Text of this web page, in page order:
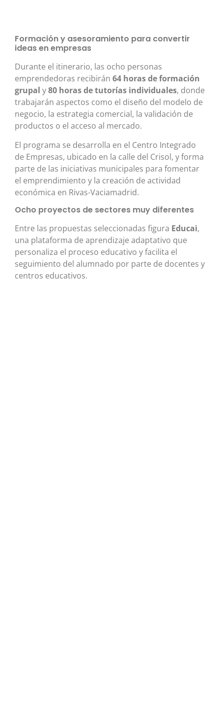
Formación y asesoramiento para convertir
ideas en empresas
Durante el itinerario, las ocho personas
emprendedoras recibirán 64 horas de formación
grupal y80 horas de tutorías individuales, donde
trabajarán aspectos como el diseño del modelo de
negocio, la estrategia comercial, la validación de
productos o el acceso al mercado.
El programa se desarrolla en el Centro Integrado
de Empresas, ubicado en la calle del Crisol, y forma
parte de las iniciativas municipales para fomentar
el emprendimiento y la creación de actividad
económica en Rivas-Vaciamadrid.
Ocho proyectos de sectores muy diferentes
Entre las propuestas seleccionadas figura Educai,
una plataforma de aprendizaje adaptativo que
personaliza el proceso educativo y facilita el
seguimiento del alumnado por parte de docentes y
centros educativos.